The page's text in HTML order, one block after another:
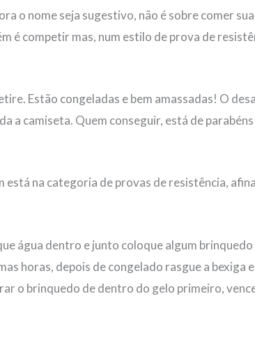
o nome seja sugestivo, não é sobre comer
é competir mas, num estilo de prova de
Estão congeladas e bem amassadas! O
a camiseta. Quem conseguir, está de
está na categoria de provas de resistência,
água dentro e junto coloque algum
horas, depois de congelado rasgue a bexiga
o brinquedo de dentro do gelo primeiro,